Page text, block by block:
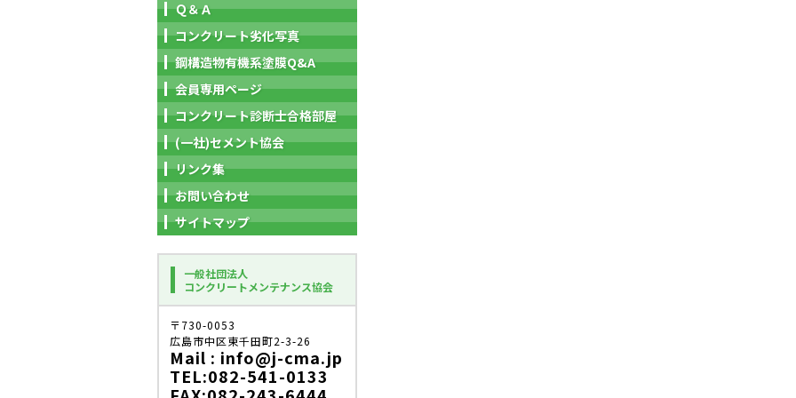
Ｑ＆Ａ
コンクリート劣化写真
鋼構造物有機系塗膜Q&A
会員専用ページ
コンクリート診断士合格部屋
(一社)セメント協会
リンク集
お問い合わせ
サイトマップ
一般社団法人
コンクリートメンテナンス協会
〒730-0053
広島市中区東千田町2-3-26
Mail : info@j-cma.jp
TEL:082-541-0133